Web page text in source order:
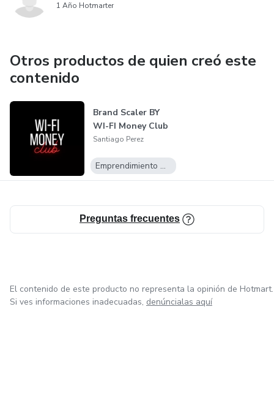
1 Año Hotmarter
Otros productos de quien creó este
contenido
Brand Scaler BY
WI-FI Money Club
Santiago Perez
Emprendimiento Digital
Preguntas frecuentes
El contenido de este producto no representa la opinión de Hotmart.
Si ves informaciones inadecuadas, denúncialas aquí